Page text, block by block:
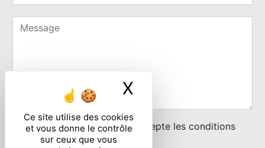
Ce site utilise des cookies
et vous donne le contrôle
sur ceux que vous
X
En cochant cette case, j'accepte les conditions
particulières ci-dessous **